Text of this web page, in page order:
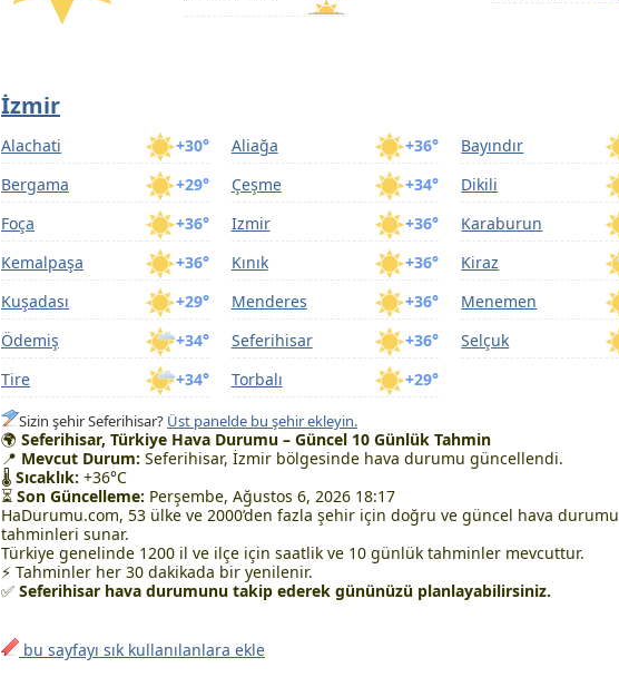
İzmir
+30°
Alachati +36°
Aliağa
Bayındır
+29°
Bergama +34°
Çeşme
Dikili
+36°
Foça +36°
Izmir
Karaburun
+36°
Kemalpaşa +36°
Kınık
Kiraz
+29°
Kuşadası +36°
Menderes
Menemen
+34°
Ödemiş +36°
Seferihisar
Selçuk
+34°
Tire +29°
Torbalı
Sizin şehir Seferihisar? Üst panelde bu şehir ekleyin.
🌍 Seferihisar, Türkiye Hava Durumu – Güncel 10 Günlük Tahmin
📍 Mevcut Durum: Seferihisar, İzmir bölgesinde hava durumu güncellendi.
🌡 Sıcaklık: +36°C
⏳ Son Güncelleme: Perşembe, Ağustos 6, 2026 18:17
HaDurumu.com, 53 ülke ve 2000’den fazla şehir için doğru ve güncel hava durumu
tahminleri sunar.
Türkiye genelinde 1200 il ve ilçe için saatlik ve 10 günlük tahminler mevcuttur.
⚡ Tahminler her 30 dakikada bir yenilenir.
✅ Seferihisar hava durumunu takip ederek gününüzü planlayabilirsiniz.
bu sayfayı sık kullanılanlara ekle